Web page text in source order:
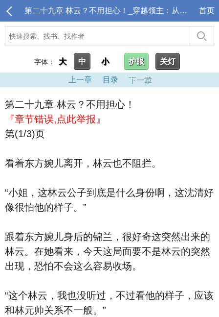
第二十九章 林云？不用担心！_穿越领主：从偏远驿站开始 首页
字体： 大 中 小 护眼 关灯
上一章 目录 下一章
第二十九章 林云？不用担心！
『章节错误,点此举报』
第(1/3)页
看着东方婉儿离开，林云也不阻拦。
“小姐，这林云公子到底是什么身份啊，这沈清好
像很怕他的样子。”
跟着东方婉儿身后的锦兰，很好奇这突然出来的
林云。在她看来，今天这局面要不是林云的突然
出现，恐怕不会这么容易收场。
“这个林云，我也没听过，不过看他的样子，应该
和林元帅关系不一般。”